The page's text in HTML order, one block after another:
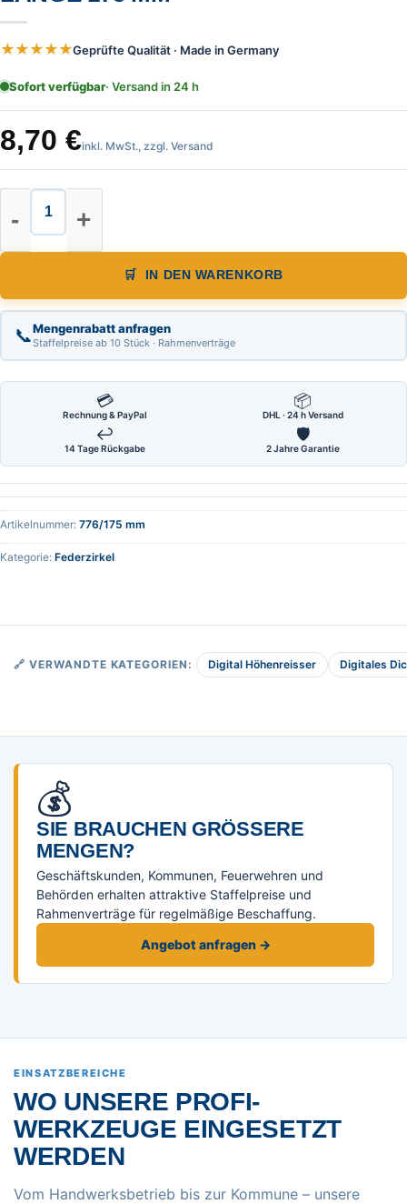
★★★★★Geprüfte Qualität · Made in Germany
Sofort verfügbar· Versand in 24 h
8,70 €inkl. MwSt., zzgl. Versand
Federzirkel Außentaster Länge 175
IN DEN WARENKORB
📞Mengenrabatt anfragen
Staffelpreise ab 10 Stück · Rahmenverträge
💳
Rechnung & PayPal
📦
DHL · 24 h Versand
↩
14 Tage Rückgabe
🛡
2 Jahre Garantie
Artikelnummer: 776/175 mm
Kategorie: Federzirkel
🔗 VERWANDTE KATEGORIEN: Digital Höhenreisser Digitales
💰
SIE BRAUCHEN GRÖSSERE M
ENGEN?
Geschäftskunden, Kommunen, Feuerwehren und
Behörden erhalten attraktive Staffelpreise und
Rahmenverträge für regelmäßige Beschaffung.
Angebot anfragen →
EINSATZBEREICHE
WO UNSERE PROFI-
WERKZEUGE EINGESETZT
WERDEN
Vom Handwerksbetrieb bis zur Kommune – unsere